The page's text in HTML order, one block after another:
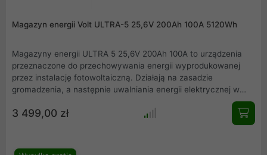
Magazyn energii Volt ULTRA-5 25,6V 200Ah 100A 5120Wh
Magazyny energii ULTRA 5 25,6V 200Ah 100A to urządzenia
przeznaczone do przechowywania energii wyprodukowanej
przez instalację fotowoltaiczną. Działają na zasadzie
gromadzenia, a następnie uwalniania energii elektrycznej w
dobę, a w większości gospodarstw domowych najwięcej
energii zużywa się rano i wieczorem w momencie niedużego
sprzyjających warunkach, aby później wykorzystać ją właśnie
3 499,00 zł